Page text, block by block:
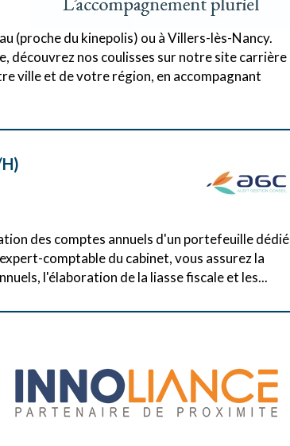
(proche du kinepolis) ou à Villers-lès-Nancy.
découvrez nos coulisses sur notre site carrière
ville et de votre région, en accompagnant
des comptes annuels d'un portefeuille dédié
comptable du cabinet, vous assurez la
l'élaboration de la liasse fiscale et les...